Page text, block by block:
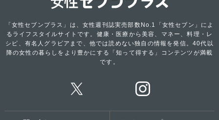
「女性セブンプラス」は、女性週刊誌実売部数No.1「女性セブン」によ
るライフスタイルサイトです。健康・医療から美容、マネー、料理・レ
シピ、有名人グラビアまで、他では読めない独自の情報を発信。40代以
降の女性の暮らしをより豊かにする「知って得する」コンテンツが満載
です。